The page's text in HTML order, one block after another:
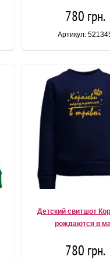
780 грн.
Артикул:
Детский свитшот
рождаются в
780 грн.